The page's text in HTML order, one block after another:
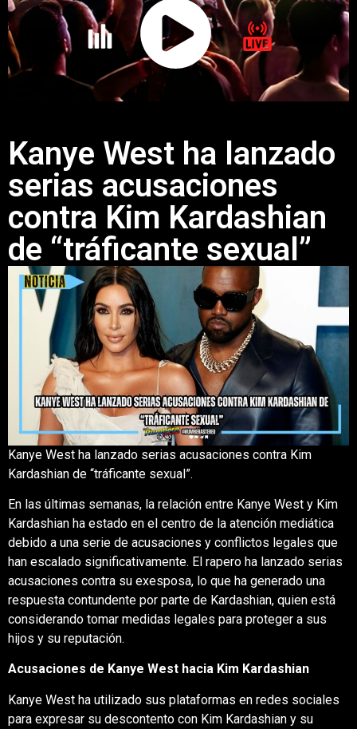
Kanye West ha lanzado
serias acusaciones
contra Kim Kardashian
de “tráficante sexual”
Kanye West ha lanzado serias acusaciones contra Kim
Kardashian de “tráficante sexual”.
En las últimas semanas, la relación entre Kanye West y Kim
Kardashian ha estado en el centro de la atención mediática
debido a una serie de acusaciones y conflictos legales que
han escalado significativamente. El rapero ha lanzado serias
acusaciones contra su exesposa, lo que ha generado una
respuesta contundente por parte de Kardashian, quien está
considerando tomar medidas legales para proteger a sus
hijos y su reputación.
Acusaciones de Kanye West hacia Kim Kardashian
Kanye West ha utilizado sus plataformas en redes sociales
para expresar su descontento con Kim Kardashian y su